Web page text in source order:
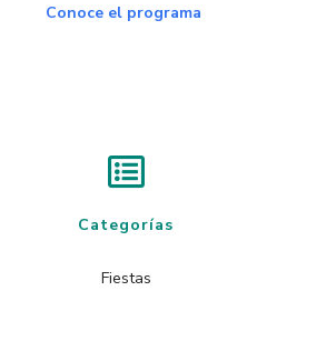
Conoce el programa
Categorías
Fiestas